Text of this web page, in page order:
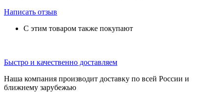
Написать отзыв
С этим товаром также покупают
Быстро и качественно доставляем
Наша компания производит доставку по всей России и
ближнему зарубежью